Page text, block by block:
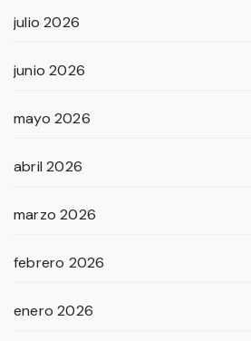
julio 2026
junio 2026
mayo 2026
abril 2026
marzo 2026
febrero 2026
enero 2026